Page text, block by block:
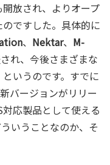
放され、よりオープ
ですした。具体的に
、 Nektar、 M-
れ、今後さまざまな
いうのです。すでに
バージョンがリリー
応製品として使える
いうことなのか、そ